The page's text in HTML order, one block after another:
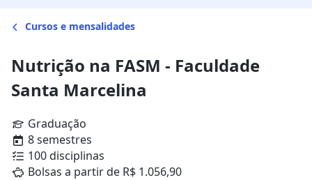
Cursos e mensalidades
Nutrição na FASM - Faculdade
Santa Marcelina
Graduação
8 semestres
100 disciplinas
Bolsas a partir de R$ 1.056,90